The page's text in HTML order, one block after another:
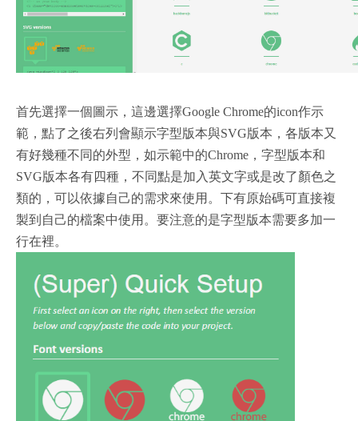
首先選擇一個圖示，這邊選擇Google Chrome的icon作示
範，點了之後右列會顯示字型版本與SVG版本，各版本又
有好幾種不同的外型，如示範中的Chrome，字型版本和
SVG版本各有四種，不同點是加入英文字或是改了顏色之
類的，可以依據自己的需求來使用。下有原始碼可直接複
製到自己的檔案中使用。要注意的是字型版本需要多加一
行在裡。